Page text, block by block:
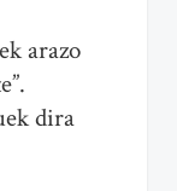
arazo
dira